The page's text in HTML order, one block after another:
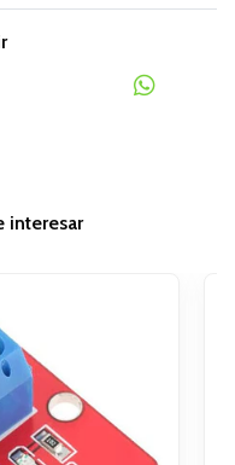
interesar